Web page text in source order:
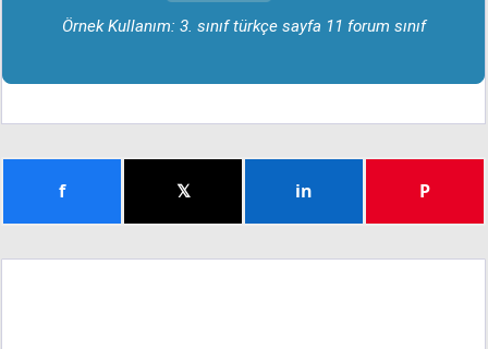
Örnek Kullanım: 3. sınıf türkçe sayfa 11 forum sınıf
f 𝕏 in P